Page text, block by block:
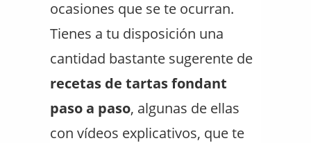
ocasiones que se te ocurran.
Tienes a tu disposición una
cantidad bastante sugerente de
recetas de tartas fondant
paso a paso, algunas de ellas
con vídeos explicativos, que te